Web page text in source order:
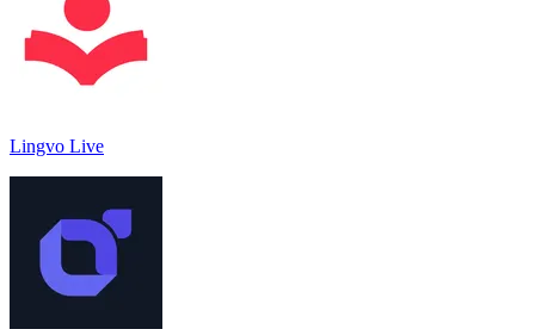
Lingvo Live